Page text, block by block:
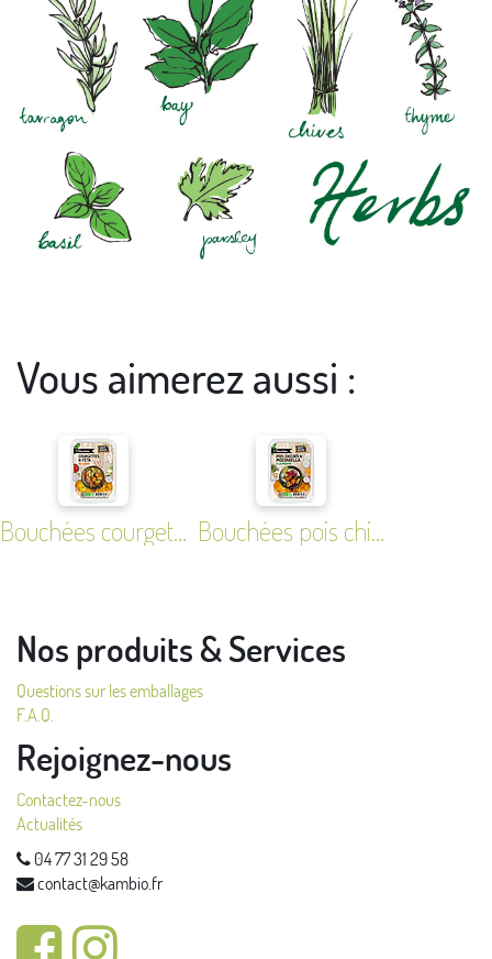
Vous aimerez aussi :
Bouchées courgettes et feta Bouchées pois chiches et mozzarella
Nos produits & Services
Questions sur les emballages
F.A.Q.
Rejoignez-nous
Contactez-nous
Actualités
04 77 31 29 58
contact@kambio.fr